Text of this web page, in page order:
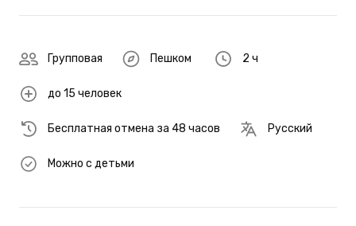
Групповая Пешком 2 ч
до 15 человек
Бесплатная отмена за 48 часов Русский
Можно с детьми